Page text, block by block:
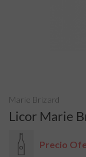
Marie Brizard
Licor Marie
Precio